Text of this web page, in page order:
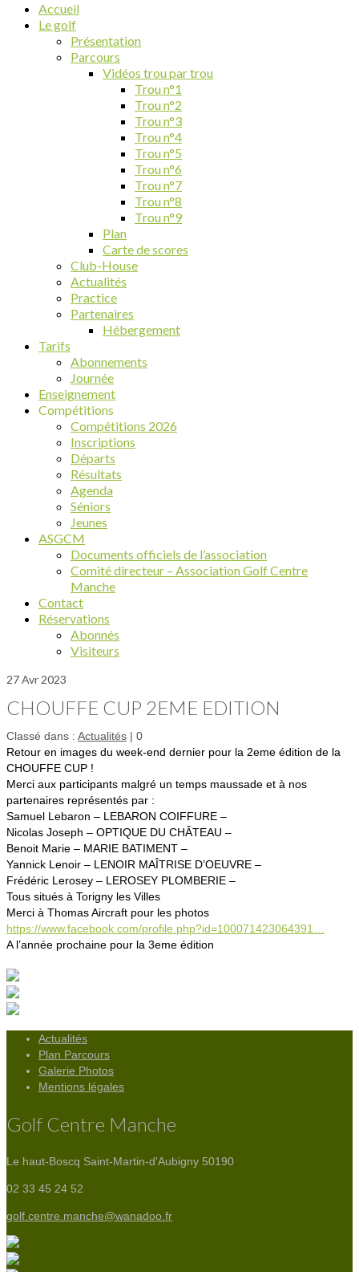
Accueil
Le golf
Présentation
Parcours
Vidéos trou par trou
Trou n°1
Trou n°2
Trou n°3
Trou n°4
Trou n°5
Trou n°6
Trou n°7
Trou n°8
Trou n°9
Plan
Carte de scores
Club-House
Actualités
Practice
Partenaires
Hébergement
Tarifs
Abonnements
Journée
Enseignement
Compétitions
Compétitions 2026
Inscriptions
Départs
Résultats
Agenda
Séniors
Jeunes
ASGCM
Documents officiels de l’association
Comité directeur – Association Golf Centre
Manche
Contact
Réservations
Abonnés
Visiteurs
27Avr 2023
CHOUFFE CUP 2EME EDITION
Classé dans : Actualités | 0
Retour en images du week-end dernier pour la 2eme édition de la
CHOUFFE CUP !
Merci aux participants malgré un temps maussade et à nos
partenaires représentés par :
Samuel Lebaron – LEBARON COIFFURE –
Nicolas Joseph – OPTIQUE DU CHÂTEAU –
Benoit Marie – MARIE BATIMENT –
Yannick Lenoir – LENOIR MAÎTRISE D’OEUVRE –
Frédéric Lerosey – LEROSEY PLOMBERIE –
Tous situés à Torigny les Villes
Merci à Thomas Aircraft pour les photos
https://www.facebook.com/profile.php?id=100071423064391…
A l’année prochaine pour la 3eme édition
Actualités
Plan Parcours
Galerie Photos
Mentions légales
Golf Centre Manche
Le haut-Boscq Saint-Martin-d'Aubigny 50190
02 33 45 24 52
golf.centre.manche@wanadoo.fr